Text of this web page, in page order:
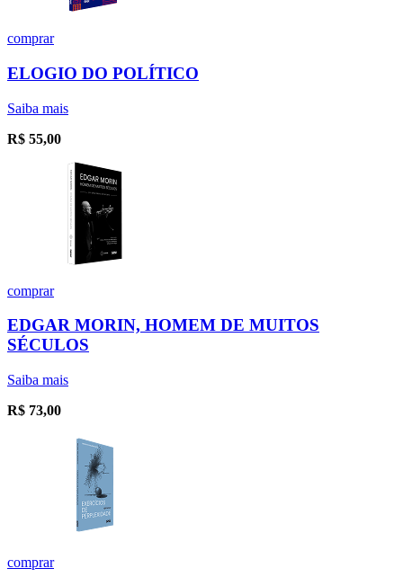
comprar
ELOGIO DO POLÍTICO
Saiba mais
R$ 55,00
comprar
EDGAR MORIN, HOMEM DE MUITOS
SÉCULOS
Saiba mais
R$ 73,00
comprar